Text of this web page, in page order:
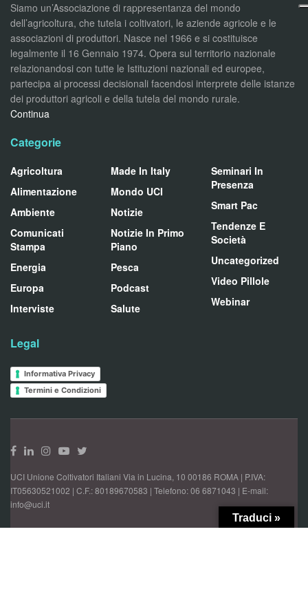
Siamo un’Associazione di rappresentanza del mondo
dell’agricoltura, che tutela i coltivatori, le aziende agricole e le
associazioni di produttori. Nasce nel 1966 e si costituisce
legalmente il 16 Gennaio 1974. Opera sul territorio nazionale
relazionandosi con tutte le Istituzioni nazionali ed europee,
partecipa ai processi decisionali facendosi interprete delle istanze
dei produttori agricoli e della tutela del mondo rurale.
Continua
Categorie
Agricoltura
Alimentazione
Ambiente
Comunicati
Stampa
Energia
Europa
Interviste
Made In Italy
Mondo UCI
Notizie
Notizie In Primo
Piano
Pesca
Podcast
Salute
Seminari In
Presenza
Smart Pac
Tendenze E
Società
Uncategorized
Video Pillole
Webinar
Legal
Informativa Privacy
Termini e Condizioni
UCI Unione Coltivatori Italiani Via in Lucina, 10 00186 ROMA | P.IVA:
IT05630521002 | C.F.: 80189670583 | Telefono: 06 6871043 | E-mail:
info@uci.it
Traduci »